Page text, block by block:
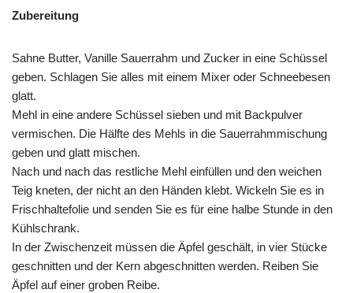
Zubereitung
Sahne Butter, Vanille Sauerrahm und Zucker in eine Schüssel
geben. Schlagen Sie alles mit einem Mixer oder Schneebesen
glatt.
Mehl in eine andere Schüssel sieben und mit Backpulver
vermischen. Die Hälfte des Mehls in die Sauerrahmmischung
geben und glatt mischen.
Nach und nach das restliche Mehl einfüllen und den weichen
Teig kneten, der nicht an den Händen klebt. Wickeln Sie es in
Frischhaltefolie und senden Sie es für eine halbe Stunde in den
Kühlschrank.
In der Zwischenzeit müssen die Äpfel geschält, in vier Stücke
geschnitten und der Kern abgeschnitten werden. Reiben Sie
Äpfel auf einer groben Reibe.